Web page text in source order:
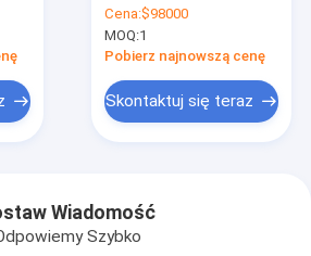
m/min w cyfrowej
prasie drukarskiej z
wizualnym
głowicą atramentową
piezoelektryczną
Cena:$98000
MOQ:1
Pobierz najnowszą cenę
Skontaktuj się teraz
Wiadomość
Szybko